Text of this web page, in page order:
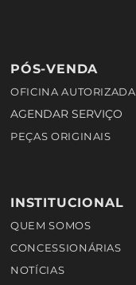
PÓS-VENDA
OFICINA AUTORIZADA
AGENDAR SERVIÇO
PEÇAS ORIGINAIS
INSTITUCIONAL
QUEM SOMOS
CONCESSIONÁRIAS
NOTÍCIAS